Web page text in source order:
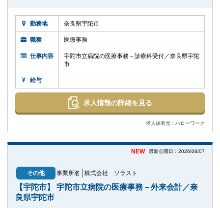
勤務地 奈良県宇陀市
職種 医療事務
仕事内容
宇陀市立病院の医療事務－診療科受付／奈良県宇陀
市
給与
求人情報の詳細を見る
求人保有元：ハローワーク
NEW 最新公開日：2026/08/07
その他 事業所名 株式会社 ソラスト
【宇陀市】 宇陀市立病院の医療事務－外来会計／奈
良県宇陀市